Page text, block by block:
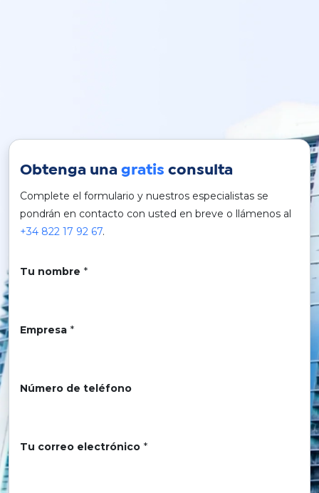
Obtenga una gratis consulta
Complete el formulario y nuestros especialistas se
pondrán en contacto con usted en breve o llámenos al
+34 822 17 92 67.
Tu nombre *
Empresa *
Número de teléfono
Tu correo electrónico *